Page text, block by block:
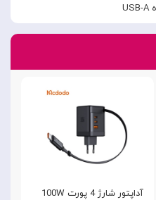
آداپتور شارژ 4 پورت 100W